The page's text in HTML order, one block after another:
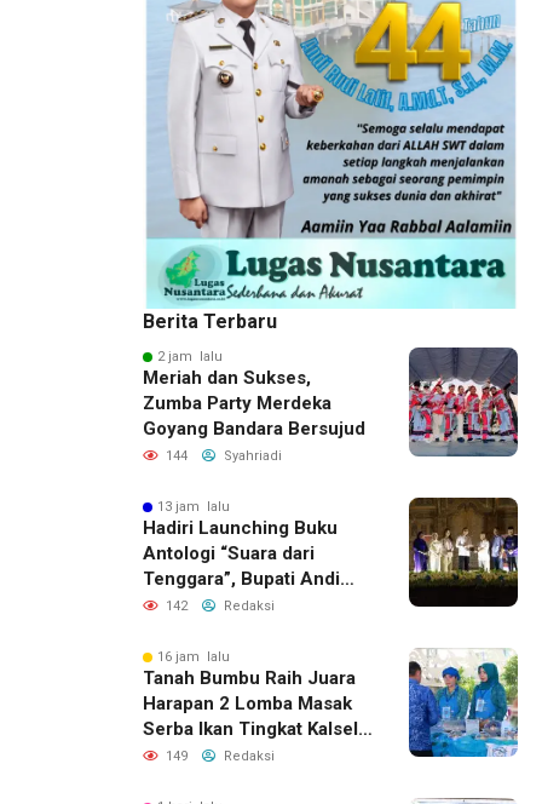
Berita Terbaru
2 jam lalu
Meriah dan Sukses,
Zumba Party Merdeka
Goyang Bandara Bersujud
144 Syahriadi
13 jam lalu
Hadiri Launching Buku
Antologi “Suara dari
Tenggara”, Bupati Andi
Rudi Latif Apresiasi
Bumi Bersujud
142 Redaksi
16 jam lalu
Tanah Bumbu Raih Juara
Harapan 2 Lomba Masak
Serba Ikan Tingkat Kalsel
2026
149 Redaksi